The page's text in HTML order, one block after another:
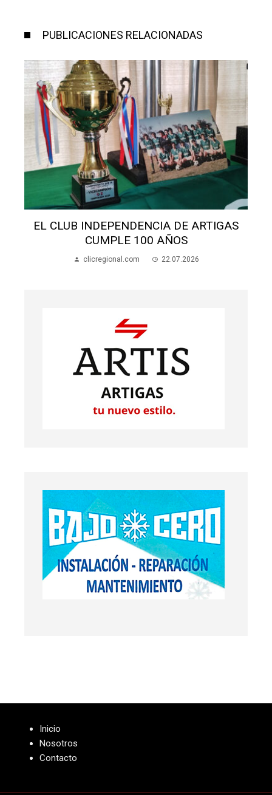
PUBLICACIONES RELACIONADAS
SALÓN SAN MIGUEL: AVANZAN OBRAS Y
BUSCAN FONDOS
clicregional.com 21.07.2026
Inicio
Nosotros
Contacto